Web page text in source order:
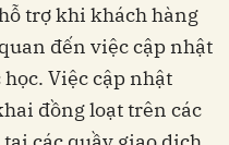
trợ khi khách hàng
đến việc cập nhật
Việc cập nhật
đồng loạt trên các